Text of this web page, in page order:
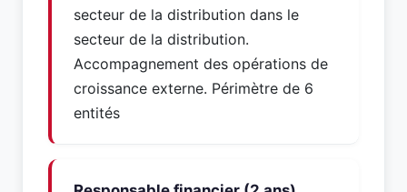
secteur de la distribution dans le
secteur de la distribution.
Accompagnement des opérations de
croissance externe. Périmètre de 6
entités